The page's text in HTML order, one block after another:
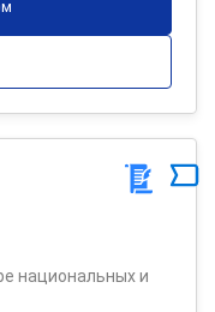
национальных и